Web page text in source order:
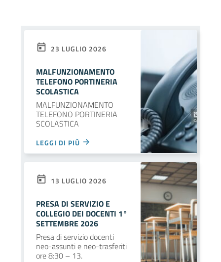
23 LUGLIO 2026
MALFUNZIONAMENTO
TELEFONO PORTINERIA
SCOLASTICA
MALFUNZIONAMENTO
TELEFONO PORTINERIA
SCOLASTICA
LEGGI DI PIÙ
13 LUGLIO 2026
PRESA DI SERVIZIO E
COLLEGIO DEI DOCENTI 1°
SETTEMBRE 2026
Presa di servizio docenti
neo-assunti e neo-trasferiti
ore 8:30 – 13.